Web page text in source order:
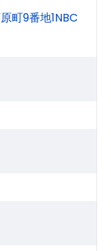
町9番地1NBC